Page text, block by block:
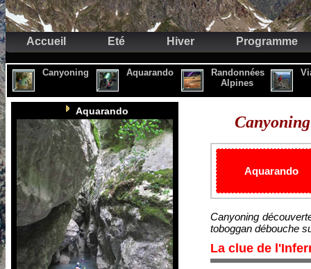
Accueil Eté Hiver Programme
Canyoning Aquarando
Randonnées
Alpines
Aquarando
Aquarando
Canyoning
toboggan débouche
La clue de